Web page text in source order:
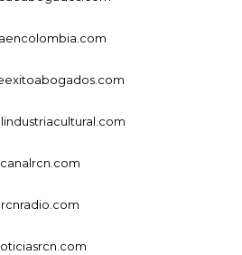
canalrcn.com
rcnradio.com